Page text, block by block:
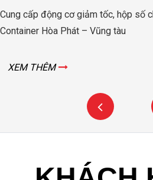
Cung cấp động cơ giảm tốc, hộp số
Container Hòa Phát – Vũng tàu
XEM THÊM